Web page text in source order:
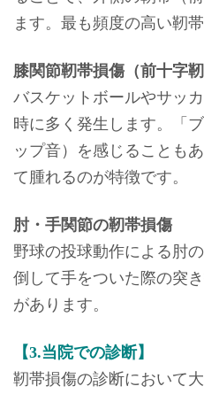
ます。最も頻度の高い靭帯
膝関節靭帯損傷（前十字
バスケットボールやサッ
時に多く発生します。「
ップ音）を感じることも
て腫れるのが特徴です。
肘・手関節の靭帯損傷
野球の投球動作による肘
倒して手をついた際の突
があります。
【3.当院での診断】
靭帯損傷の診断において